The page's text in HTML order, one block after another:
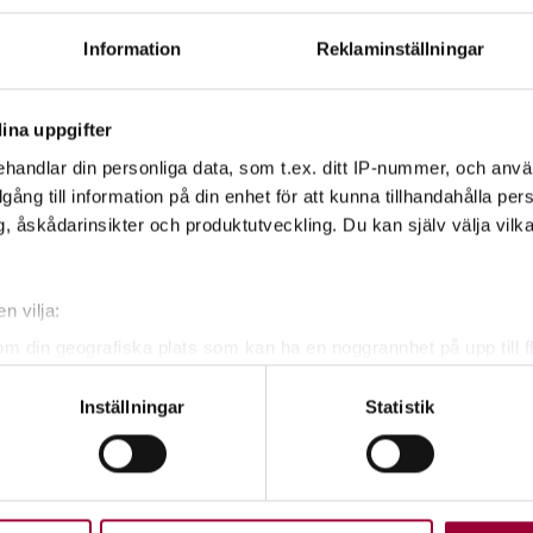
Information Reklaminställningar
uppgifter
din personliga data, som t.ex. ditt IP-nummer, och
till information på din enhet för att kunna tillhandahålla
åskådarinsikter och produktutveckling. Du kan själv välja
vilja:
din geografiska plats som kan ha en noggrannhet på upp till
uppgifter behandlas och ställ in dina preferenser i
när som helst från cookie-förklaringen.
som möjligt använder vi kakor (cookies) på vår
Inställningar Statistik